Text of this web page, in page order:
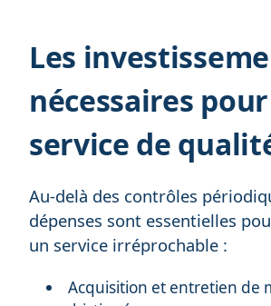
Les
nécessaires
service de
Au-delà des contrôles
dépenses sont essentielles
un service irréprochable :
Acquisition et entretien de